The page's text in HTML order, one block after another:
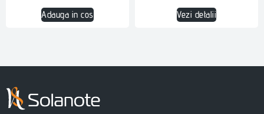
Adauga in cos Vezi detalii